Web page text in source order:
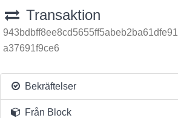
Transaktion
a37691f9ce6
Bekräftelser
Från Block